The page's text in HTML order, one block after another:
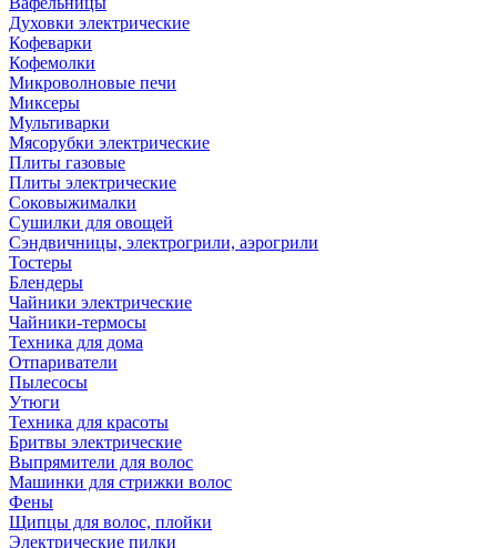
Духовки электрические
Кофеварки
Кофемолки
Микроволновые печи
Миксеры
Мультиварки
Мясорубки электрические
Плиты газовые
Плиты электрические
Соковыжималки
Сушилки для овощей
Сэндвичницы, электрогрили, аэрогрили
Тостеры
Блендеры
Чайники электрические
Чайники-термосы
Техника для дома
Отпариватели
Пылесосы
Утюги
Техника для красоты
Бритвы электрические
Выпрямители для волос
Машинки для стрижки волос
Фены
Щипцы для волос, плойки
Электрические пилки